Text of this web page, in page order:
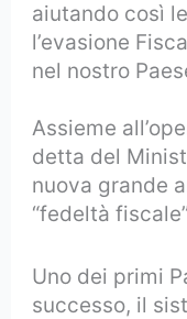
aiutando così
l’evasione
nel nostro
Assieme
detta del
nuova grande
“fedeltà
Uno dei primi
successo, il